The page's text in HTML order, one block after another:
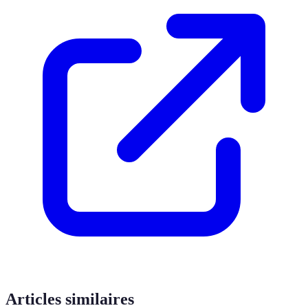
Articles similaires